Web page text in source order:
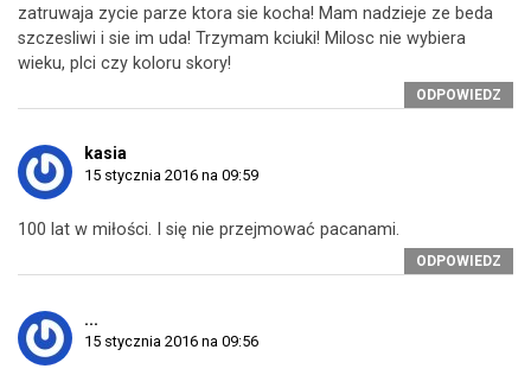
zatruwaja zycie parze ktora sie kocha! Mam nadzieje ze beda
szczesliwi i sie im uda! Trzymam kciuki! Milosc nie wybiera
wieku, plci czy koloru skory!
ODPOWIEDZ
kasia
15 stycznia 2016 na 09:59
100 lat w miłości. I się nie przejmować pacanami.
ODPOWIEDZ
...
15 stycznia 2016 na 09:56